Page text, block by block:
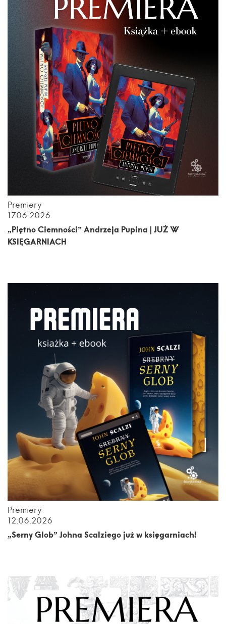
Premiery
17.06.2026
„Piętno Ciemności” Andrzeja Pupina | JUŻ W
KSIĘGARNIACH
Premiery
12.06.2026
„Serny Glob” Johna Scalziego już w księgarniach!